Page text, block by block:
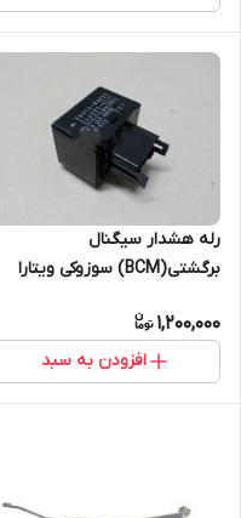
رله هشدار سیگنال
برگشتی(BCM) سوزوکی ویتارا
1,200,000
افزودن به سبد